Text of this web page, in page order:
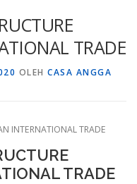
EVALUASI
TRADE
OLEH CASA ANGGA
INTERNATIONAL TRADE
TRADE